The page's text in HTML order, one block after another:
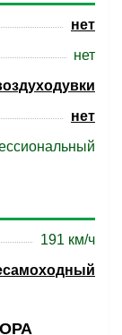
нет
нет
нет
191 км/ч